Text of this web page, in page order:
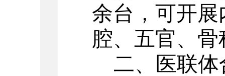
余台，可开
腔、五官、
二、医联